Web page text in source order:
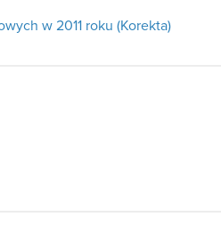
w 2011 roku (Korekta)